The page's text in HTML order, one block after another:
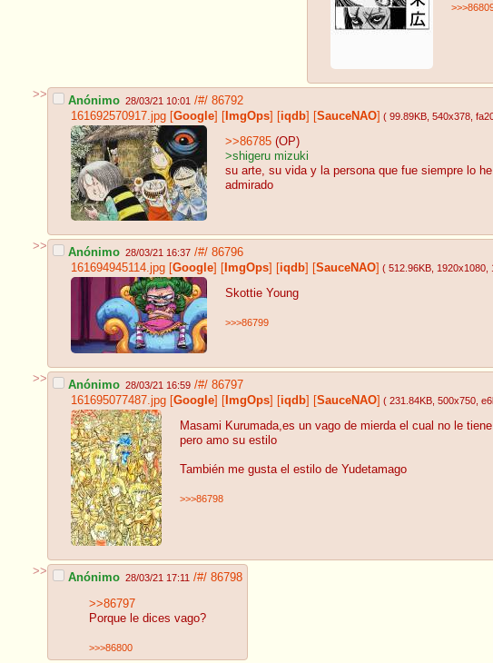
>> Anónimo 28/03/21 10:01 /#/ 86792
161692570917.jpg [Google] [ ImgOps] [iqdb] [SauceNAO] ( 99.89KB , 540x378 ,
>>86785 (OP)
>shigeru mizuki
su arte, su vida y la persona que fue siempre lo he
admirado
>> Anónimo 28/03/21 16:37 /#/ 86796
161694945114.jpg [Google] [ ImgOps] [iqdb] [SauceNAO] ( 512.96KB , 1920x1080
Skottie Young
>>>86799
>> Anónimo 28/03/21 16:59 /#/ 86797
161695077487.jpg [Google] [ ImgOps] [iqdb] [SauceNAO] ( 231.84KB , 500x750 ,
Masami Kurumada,es un vago de mierda el cual no le
pero amo su estilo
También me gusta el estilo de Yudetamago
>>>86798
>> Anónimo 28/03/21 17:11 /#/ 86798
>>86797
Porque le dices vago?
>>>86800